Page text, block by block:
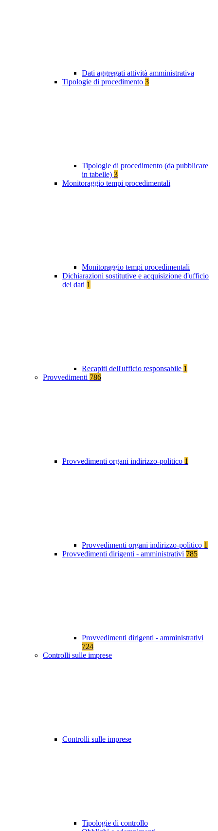
Dati aggregati attività amministrativa
Tipologie di procedimento 3
Tipologie di procedimento (da pubblicare
in tabelle) 3
Monitoraggio tempi procedimentali
Monitoraggio tempi procedimentali
Dichiarazioni sostitutive e acquisizione d'ufficio
dei dati 1
Recapiti dell'ufficio responsabile 1
Provvedimenti 786
Provvedimenti organi indirizzo-politico 1
Provvedimenti organi indirizzo-politico 1
Provvedimenti dirigenti - amministrativi 785
Provvedimenti dirigenti - amministrativi
724
Controlli sulle imprese
Controlli sulle imprese
Tipologie di controllo